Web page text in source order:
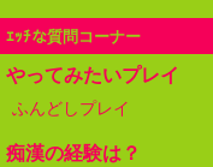
ｴｯﾁな質問コーナー
やってみたいプレイ
ふんどしプレイ
痴漢の経験は？